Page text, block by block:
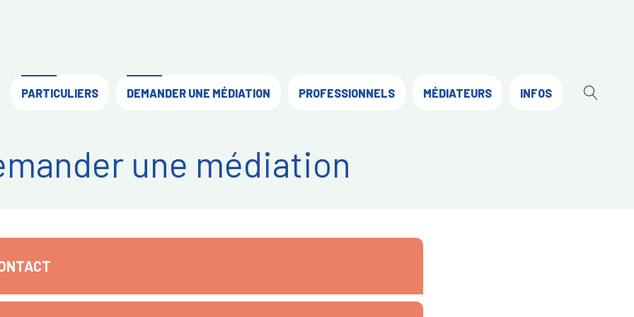
PARTICULIERS DEMANDER UNE MÉDIATION PROFESSIONNELS MÉDIATEURS INFOS
une médiation